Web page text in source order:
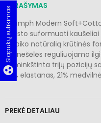
APRAŠYMAS
Triumph Modern
anksto suformuoti
palaiko natūralią krūtinės
petnešėlės reguliuojamo
paminkštinta trijų pozicijų
25% elastanas, 21%
PREKĖ DETALIAU
group_work
Slapukų sutikimas